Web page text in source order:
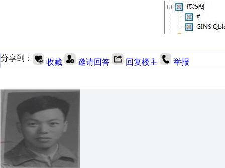
分享到： 收藏 邀请回答 回复楼主 举报